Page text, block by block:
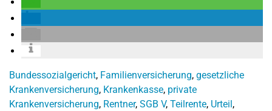
Bundessozialgericht, Familienversicherung, gesetzliche
Krankenversicherung, Krankenkasse, private
Krankenversicherung, Rentner, SGB V, Teilrente, Urteil,